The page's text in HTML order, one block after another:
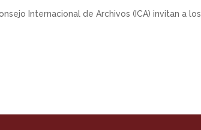
Internacional de Archivos (ICA) invitan a los